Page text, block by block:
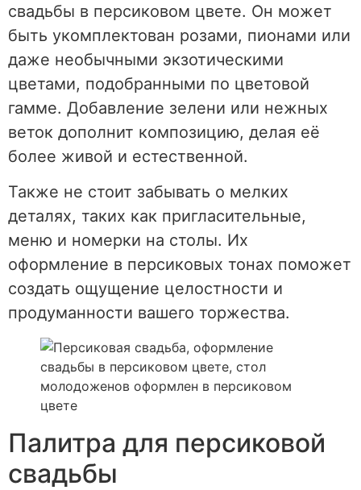
свадьбы в персиковом цвете. Он может
быть укомплектован розами, пионами или
даже необычными экзотическими
цветами, подобранными по цветовой
гамме. Добавление зелени или нежных
веток дополнит композицию, делая её
более живой и естественной.
Также не стоит забывать о мелких
деталях, таких как пригласительные,
меню и номерки на столы. Их
оформление в персиковых тонах поможет
создать ощущение целостности и
продуманности вашего торжества.
Палитра для персиковой
свадьбы